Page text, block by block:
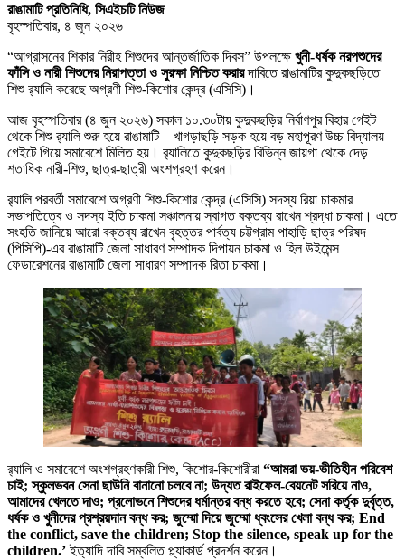
রাঙামাটি প্রতিনিধি, সিএইচটি নিউজ
বৃহস্পতিবার, ৪ জুন ২০২৬
“আগ্রাসনের শিকার নিরীহ শিশুদের আন্তর্জাতিক দিবস” উপলক্ষেখুনী-ধর্ষক নরপশুদের
ফাঁসি ও নারী শিশুদের নিরাপত্তা ও সুরক্ষা নিশ্চিত করারদাবিতে রাঙামাটির কুদুকছড়িতে
শিশু র‌্যালি করেছে অগ্রণী শিশু-কিশোর কেন্দ্র (এসিসি)।
আজ বৃহস্পতিবার (৪ জুন ২০২৬) সকাল ১০.৩০টায় কুদুকছড়ির নির্বাণপুর বিহার গেইট
থেকে শিশু র‌্যালি শুরু হয়ে রাঙামাটি – খাগড়াছড়ি সড়ক হয়ে বড় মহাপূরণ উচ্চ বিদ্যালয়
গেইটে গিয়ে সমাবেশে মিলিত হয়। র‌্যালিতে কুদুকছড়ির বিভিন্ন জায়গা থেকে দেড়
শতাধিক নারী-শিশু, ছাত্র-ছাত্রী অংশগ্রহণ করেন।
র‌্যালি পরবর্তী সমাবেশে অগ্রণী শিশু-কিশোর কেন্দ্র (এসিসি) সদস্য রিয়া চাকমার
সভাপতিত্বে ও সদস্য ইতি চাকমা সঞ্চালনায় স্বাগত বক্তব্য রাখেন শ্রদ্ধা চাকমা। এতে
সংহতি জানিয়ে আরো বক্তব্য রাখেন বৃহত্তর পার্বত্য চট্টগ্রাম পাহাড়ি ছাত্র পরিষদ
(পিসিপি)-এর রাঙামাটি জেলা সাধারণ সম্পাদক দিপায়ন চাকমা ও হিল উইমেন্স
ফেডারেশনের রাঙামাটি জেলা সাধারণ সম্পাদক রিতা চাকমা।
র‌্যালি ও সমাবেশে অংশগ্রহণকারী শিশু, কিশোর-কিশোরীরা “আমরা ভয়-ভীতিহীন পরিবেশ
চাই; স্কুলভবন সেনা ছাউনি বানানো চলবে না; উদ্যত রাইফেল-বেয়নেট সরিয়ে নাও,
আমাদের খেলতে দাও; প্রলোভনে শিশুদের ধর্মান্তর বন্ধ করতে হবে; সেনা কর্তৃক দুর্বৃত্ত,
ধর্ষক ও খুনীদের প্রশ্রয়দান বন্ধ কর; জুম্মো দিয়ে জুম্মো ধ্বংসের খেলা বন্ধ কর; End
the conflict, save the children; Stop the silence, speak up for the
children.’ইত্যাদি দাবি সম্বলিত প্ল্যাকার্ড প্রদর্শন করেন।